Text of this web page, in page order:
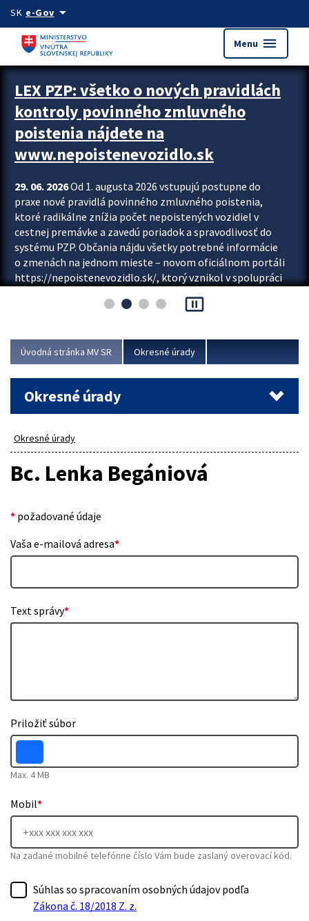
Preskocit na hlavný obsah
SK e-Govarrow_drop_down
Menu menu
Zastavit automatický posun upútavok
LEX PZP: všetko o nových pravidlách
kontroly povinného zmluvného
poistenia nájdete na
www.nepoistenevozidlo.sk
29. 06. 2026Od 1. augusta 2026 vstupujú postupne do
praxe nové pravidlá povinného zmluvného poistenia,
ktoré radikálne znížia počet nepoistených vozidiel v
cestnej premávke a zavedú poriadok a spravodlivosť do
systému PZP. Občania nájdu všetky potrebné informácie
o zmenách na jednom mieste – novom oficiálnom portáli
https://nepoistenevozidlo.sk/, ktorý vznikol v spolupráci
asociácie poisťovní (SLASPO) a Ministerstva vnútra SR.
Viac
pause_presentation
Úvodná stránka MV SR Okresné úrady
Okresné úrady
Okresné úrady
Bc. Lenka Begániová
* požadované údaje
Vaša e-mailová adresa*
Text správy*
Priložiť súbor
Max. 4 MB
Mobil*
Na zadané mobilné telefónne číslo Vám bude zaslaný overovací kód.
Súhlas so spracovaním osobných údajov podľa
Zákona č. 18/2018 Z. z.